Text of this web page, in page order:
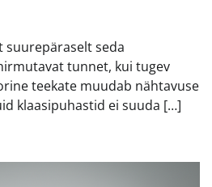
seda
tunnet, kui tugev
teekate muudab nähtavuse
klaasipuhastid ei suuda […]